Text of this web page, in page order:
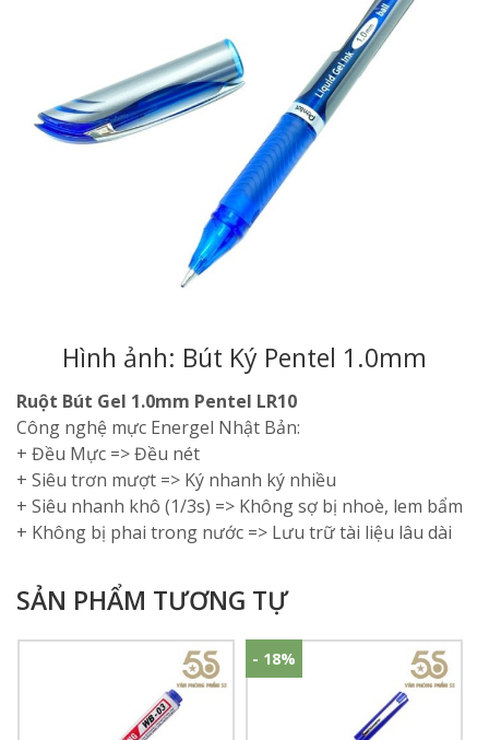
Hình ảnh: Bút Ký Pentel 1.0mm
Ruột Bút Gel 1.0mm Pentel LR10
Công nghệ mực Energel Nhật Bản:
+ Đều Mực => Đều nét
+ Siêu trơn mượt => Ký nhanh ký nhiều
+ Siêu nhanh khô (1/3s) => Không sợ bị nhoè, lem bẩm
+ Không bị phai trong nước => Lưu trữ tài liệu lâu dài
SẢN PHẨM TƯƠNG TỰ
- 18%